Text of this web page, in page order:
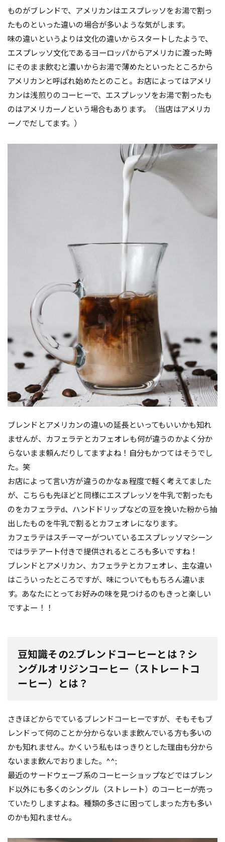
ものがブレンドで、アメリカンはエスプレッソをお湯で割っ
たものといった違いの場合が多いような気がします。
味の違いというよりは文化の違いからスタートしたようで、
エスプレッソ文化であるヨーロッパからアメリカに渡った時
にそのまま飲むと濃いからお湯で薄めたといったところから
アメリカンと呼ばれ始めたとのこと。お店によってはアメリ
カンは浅煎りのコーヒーで、エスプレッソをお湯で割ったも
のはアメリカーノという場合もあります。（当店はアメリカ
ーノでだしてます。）
ブレンドとアメリカンの違いの延長といってもいいかも知れ
ませんが、カフェラテとカフェオレも何が違うのかよく分か
らないまま頼んだりしてますよね！自分もかつてはそうでし
た。笑
お店によって言い方が違うのかなぁ程度で軽く考えてました
が、こちらも先ほどと同様にエスプレッソを牛乳で割ったも
のをカフェラテd、ハンドドリップなどの豆を挽いた粉から抽
出したものを牛乳で割るとカフェオレになります。
カフェラテはスチーマーがついているエスプレッソマシーン
ではラテアート付きで提供されるところも多いですね！
ブレンドとアメリカン、カフェラテとカフェオレ、主な違い
はこういったところですが、味についてももちろん違いま
す。あなたにとってお好みの味を見つけるのもきっと楽しい
ですよー！！
豆知識その2.ブレンドコーヒーとは？シ
ングルオリジンコーヒー（ストレートコ
ーヒー）とは？
さきほどからでているブレンドコーヒーですが、そもそもブ
レンドって何のことか分からないまま飲んでいる方も多いの
かも知れません。かくいう私もはっきりとした理由も分から
ないまま飲んでおりました。^^;
最近のサードウェーブ系のコーヒーショップなどではブレン
ド以外にも多くのシングル（ストレート）のコーヒーが売っ
ていたりしますよね。種類の多さに困ってしまった方も多い
のかも知れません。